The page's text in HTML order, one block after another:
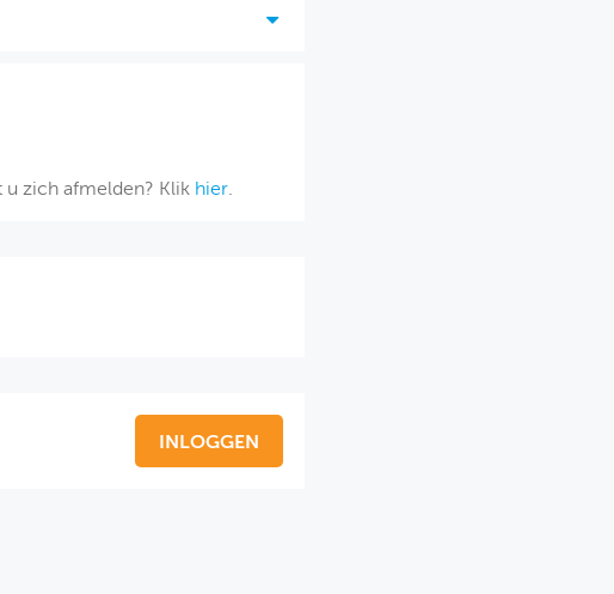
zich afmelden? Klik hier.
INLOGGEN